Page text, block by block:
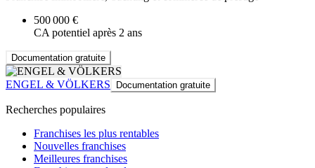
500 000 €
CA potentiel après 2 ans
Documentation gratuite
ENGEL & VÖLKERS Documentation gratuite
Recherches populaires
Franchises les plus rentables
Nouvelles franchises
Meilleures franchises